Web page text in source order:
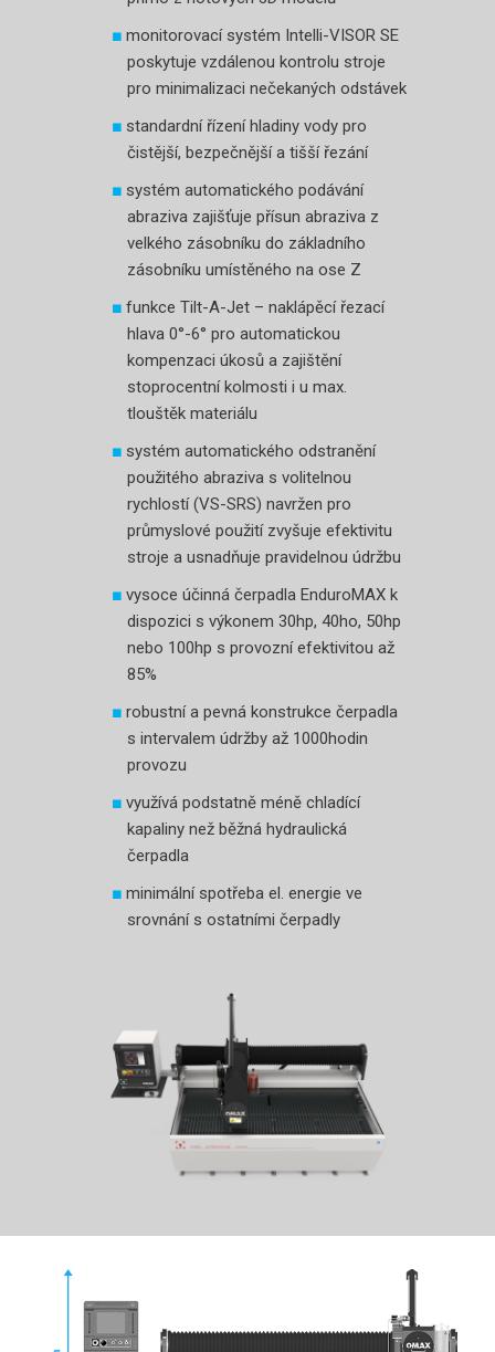
monitorovací systém Intelli-VISOR SE
poskytuje vzdálenou kontrolu stroje
pro minimalizaci nečekaných odstávek
standardní řízení hladiny vody pro
čistější, bezpečnější a tišší řezání
systém automatického podávání
abraziva zajišťuje přísun abraziva z
velkého zásobníku do základního
zásobníku umístěného na ose Z
funkce Tilt-A-Jet – naklápěcí řezací
hlava 0°-6° pro automatickou
kompenzaci úkosů a zajištění
stoprocentní kolmosti i u max.
tlouštěk materiálu
systém automatického odstranění
použitého abraziva s volitelnou
rychlostí (VS-SRS) navržen pro
průmyslové použití zvyšuje efektivitu
stroje a usnadňuje pravidelnou údržbu
vysoce účinná čerpadla EnduroMAX k
dispozici s výkonem 30hp, 40ho, 50hp
nebo 100hp s provozní efektivitou až
85%
robustní a pevná konstrukce čerpadla
s intervalem údržby až 1000hodin
provozu
využívá podstatně méně chladící
kapaliny než běžná hydraulická
čerpadla
minimální spotřeba el. energie ve
srovnání s ostatními čerpadly